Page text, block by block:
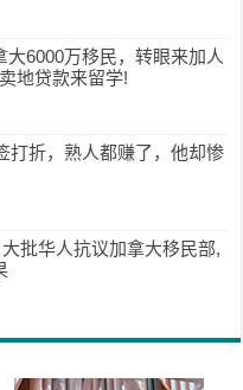
大6000万移民，转眼来加人
地贷款来留学!
打折，熟人都赚了，他却惨
大批华人抗议加拿大移民部,